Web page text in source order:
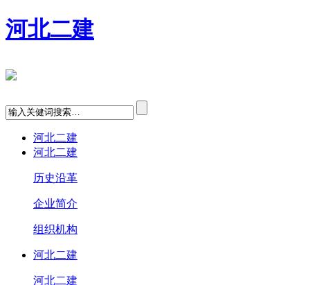
河北二建
河北二建
河北二建
历史沿革
企业简介
组织机构
河北二建
河北二建